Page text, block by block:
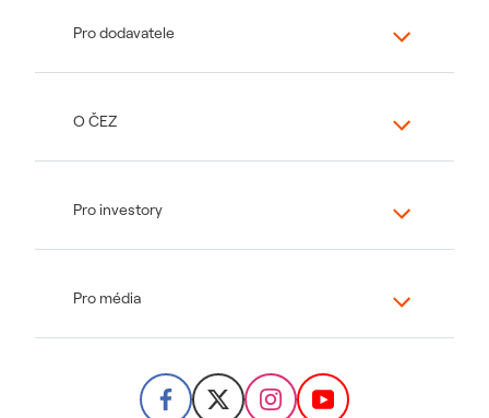
Pro dodavatele
O ČEZ
Pro investory
Pro média